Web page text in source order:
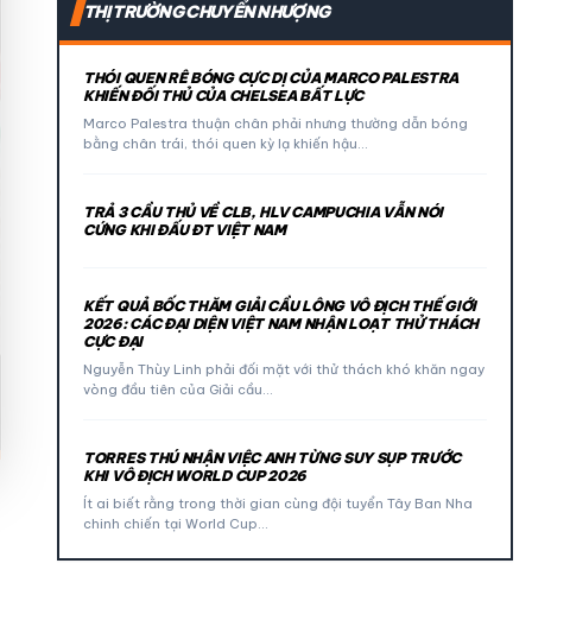
THỊ TRƯỜNG CHUYỂN NHƯỢNG
THÓI QUEN RÊ BÓNG CỰC DỊ CỦA MARCO PALESTRA
KHIẾN ĐỐI THỦ CỦA CHELSEA BẤT LỰC
Marco Palestra thuận chân phải nhưng thường dẫn bóng
bằng chân trái, thói quen kỳ lạ khiến hậu…
TRẢ 3 CẦU THỦ VỀ CLB, HLV CAMPUCHIA VẪN NÓI
CỨNG KHI ĐẤU ĐT VIỆT NAM
KẾT QUẢ BỐC THĂM GIẢI CẦU LÔNG VÔ ĐỊCH THẾ GIỚI
2026: CÁC ĐẠI DIỆN VIỆT NAM NHẬN LOẠT THỬ THÁCH
CỰC ĐẠI
Nguyễn Thùy Linh phải đối mặt với thử thách khó khăn ngay
vòng đầu tiên của Giải cầu…
TORRES THÚ NHẬN VIỆC ANH TỪNG SUY SỤP TRƯỚC
KHI VÔ ĐỊCH WORLD CUP 2026
Ít ai biết rằng trong thời gian cùng đội tuyển Tây Ban Nha
chinh chiến tại World Cup…